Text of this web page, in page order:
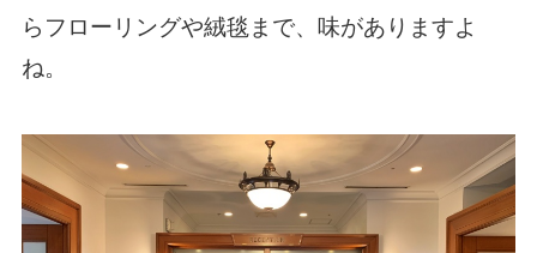
らフローリングや絨毯まで、味がありますよ
ね。